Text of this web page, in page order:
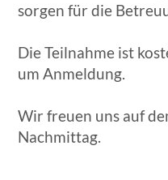
sorgen für die
Die Teilnahme ist
um Anmeldung.
Wir freuen uns auf
Nachmittag.